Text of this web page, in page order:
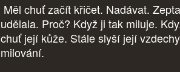
Měl chuť začít křičet. Nadávat.
udělala. Proč? Když ji tak miluje.
chuť její kůže. Stále slyší její
milování.